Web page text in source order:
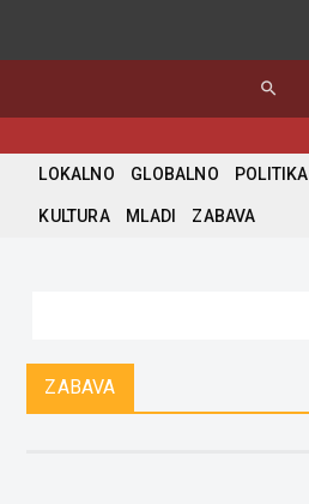
search
LOKALNO GLOBALNO POLITIKA
KULTURA MLADI ZABAVA
ZABAVA